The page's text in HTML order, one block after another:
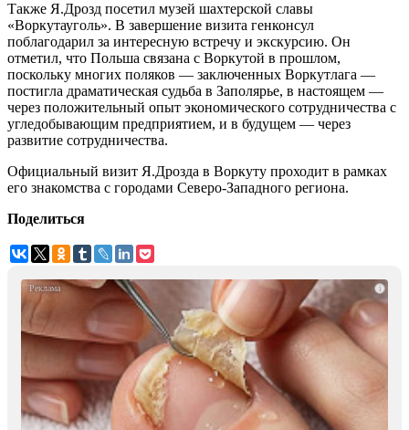
Также Я.Дрозд посетил музей шахтерской славы
«Воркутауголь». В завершение визита генконсул
поблагодарил за интересную встречу и экскурсию. Он
отметил, что Польша связана с Воркутой в прошлом,
поскольку многих поляков — заключенных Воркутлага —
постигла драматическая судьба в Заполярье, в настоящем —
через положительный опыт экономического сотрудничества с
угледобывающим предприятием, и в будущем — через
развитие сотрудничества.
Официальный визит Я.Дрозда в Воркуту проходит в рамках
его знакомства с городами Северо-Западного региона.
Поделиться
i